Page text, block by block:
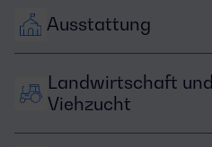
Ausstattung
Landwirtschaft und
Viehzucht